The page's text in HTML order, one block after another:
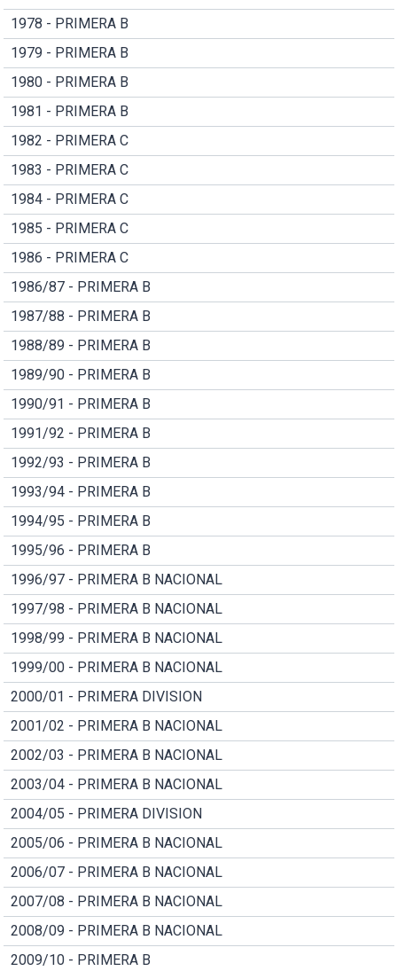
1978 - PRIMERA B
1979 - PRIMERA B
1980 - PRIMERA B
1981 - PRIMERA B
1982 - PRIMERA C
1983 - PRIMERA C
1984 - PRIMERA C
1985 - PRIMERA C
1986 - PRIMERA C
1986/87 - PRIMERA B
1987/88 - PRIMERA B
1988/89 - PRIMERA B
1989/90 - PRIMERA B
1990/91 - PRIMERA B
1991/92 - PRIMERA B
1992/93 - PRIMERA B
1993/94 - PRIMERA B
1994/95 - PRIMERA B
1995/96 - PRIMERA B
1996/97 - PRIMERA B NACIONAL
1997/98 - PRIMERA B NACIONAL
1998/99 - PRIMERA B NACIONAL
1999/00 - PRIMERA B NACIONAL
2000/01 - PRIMERA DIVISION
2001/02 - PRIMERA B NACIONAL
2002/03 - PRIMERA B NACIONAL
2003/04 - PRIMERA B NACIONAL
2004/05 - PRIMERA DIVISION
2005/06 - PRIMERA B NACIONAL
2006/07 - PRIMERA B NACIONAL
2007/08 - PRIMERA B NACIONAL
2008/09 - PRIMERA B NACIONAL
2009/10 - PRIMERA B